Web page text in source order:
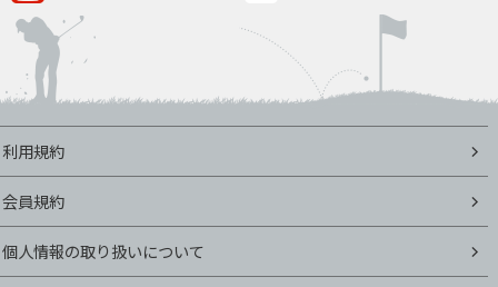
利用規約
会員規約
個人情報の取り扱いについて